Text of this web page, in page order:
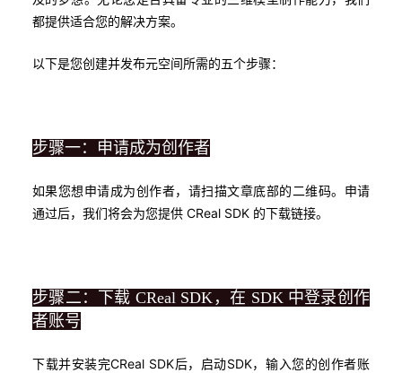
都提供适合您的解决方案。
以下是您创建并发布元空间所需的五个步骤：
步骤一：申请成为创作者
如果您想申请成为创作者，请扫描文章底部的二维码。申请
通过后，我们将会为您提供 CReal SDK 的下载链接。
步骤二：下载 CReal SDK，在 SDK 中登录创作
者账号
下载并安装完CReal SDK后，启动SDK，输入您的创作者账